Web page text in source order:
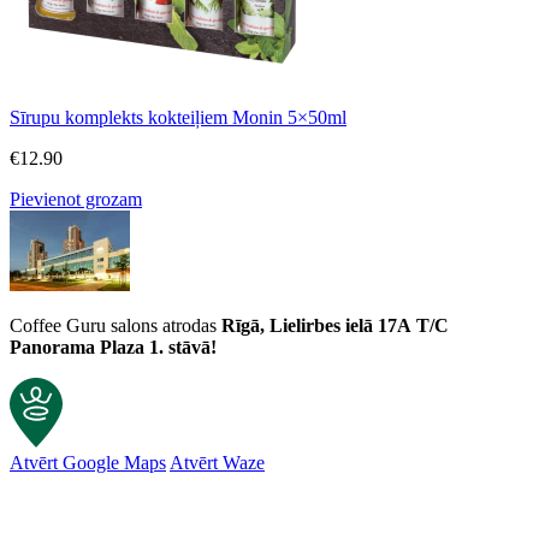
Sīrupu komplekts kokteiļiem Monin 5×50ml
€12.90
Pievienot grozam
Coffee Guru salons atrodas Rīgā, Lielirbes ielā 17A T/C
Panorama Plaza 1. stāvā!
Atvērt Google MapsAtvērt Waze